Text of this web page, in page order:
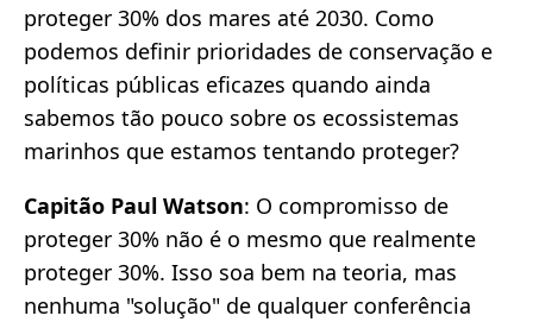
proteger 30% dos mares até 2030. Como
podemos definir prioridades de conservação e
políticas públicas eficazes quando ainda
sabemos tão pouco sobre os ecossistemas
marinhos que estamos tentando proteger?
Capitão Paul Watson: O compromisso de
proteger 30% não é o mesmo que realmente
proteger 30%. Isso soa bem na teoria, mas
nenhuma "solução" de qualquer conferência